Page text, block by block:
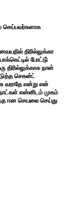
செய்பவர்களாக
திரில்லுக்கா
போட்டு்
நான்
செகன்ட்
வராதே என்று என்
நாட்கள் என்னிடம் முகம்
ஈன செயலை செய்து